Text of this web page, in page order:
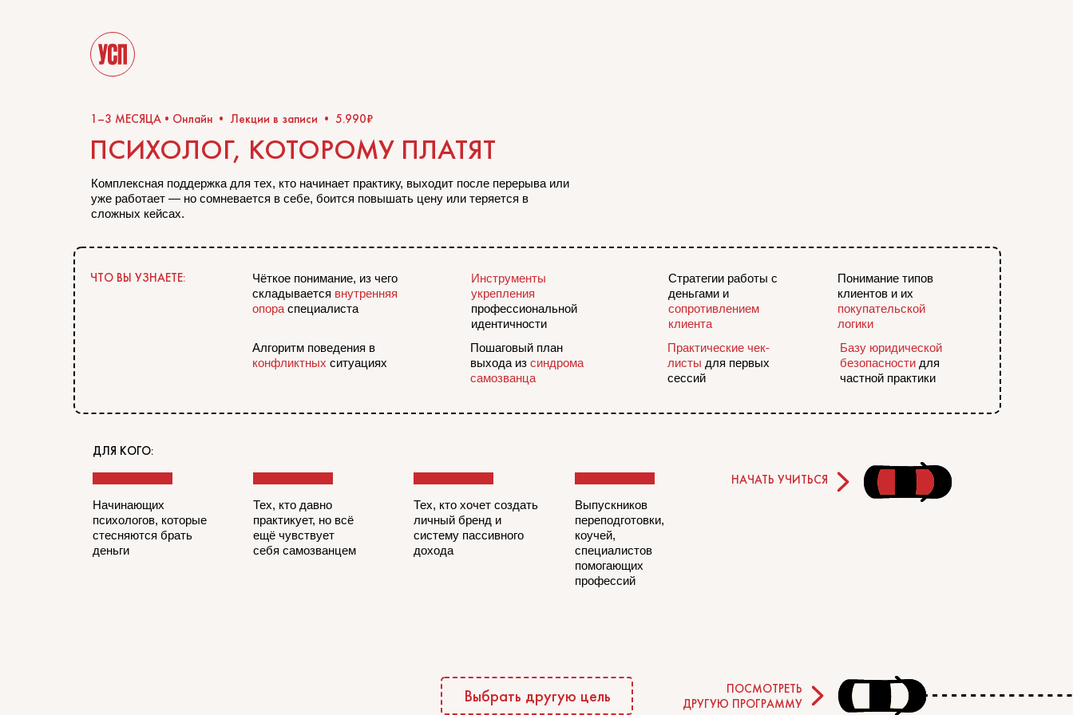
Выбрать другую цель
ПОСМОТРЕТЬ
ДРУГУЮ ПРОГРАММУ
ПСИХОЛОГ, КОТОРОМУ ПЛАТЯТ
Комплексная поддержка для тех, кто начинает практику, выходит после перерыва или
уже работает — но сомневается в себе, боится повышать цену или теряется в
сложных кейсах.
1–3 МЕСЯЦА•Онлайн • Лекции в записи • 5.990₽
Чёткое понимание, из чего
складывается внутренняя
опора специалиста
Алгоритм поведения в
конфликтных ситуациях
Инструменты
укрепления
профессиональной
идентичности
Стратегии работы с
деньгами и
сопротивлением
клиента
Пошаговый план
выхода из синдрома
самозванца
Понимание типов
клиентов и их
покупательской
логики
Практические чек-
листы для первых
сессий
Базу юридической
безопасности для
частной практики
ЧТО ВЫ УЗНАЕТЕ:
НАЧАТЬ УЧИТЬСЯ
Начинающих
психологов, которые
стесняются брать
деньги
ДЛЯ КОГО:
Тех, кто давно
практикует, но всё
ещё чувствует
себя самозванцем
Тех, кто хочет создать
личный бренд и
систему пассивного
дохода
Выпускников
переподготовки,
коучей,
специалистов
помогающих
профессий